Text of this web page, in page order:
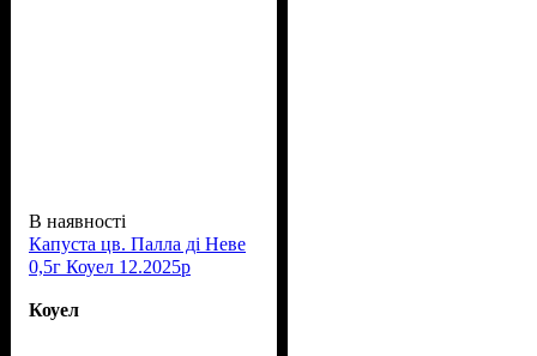
В наявності
Капуста цв. Палла ді Неве
0,5г Коуел 12.2025р
Коуел